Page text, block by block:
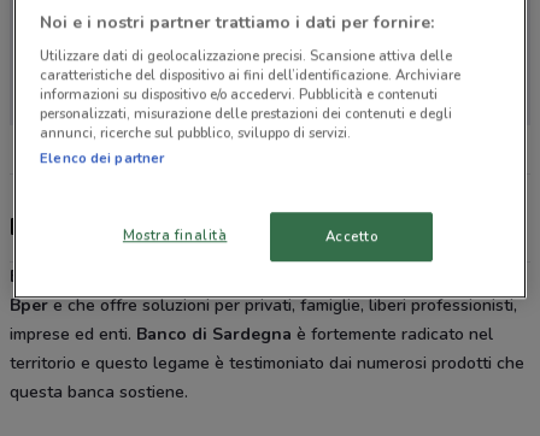
Non ci sono negozi nelle vicinanze
Banco di Sardegna, offerte e negozi
Banco di Sardegna
Bpere che offre soluzioni per privati, famiglie, liberi professionisti,
imprese ed enti. Banco di Sardegna è fortemente radicato nel
territorio e questo legame è testimoniato dai numerosi prodotti che
questa banca sostiene.
Noi e i nostri partner trattiamo i dati per fornire:
Utilizzare dati di geolocalizzazione precisi. Scansione attiva delle
caratteristiche del dispositivo ai fini dell’identificazione. Archiviare
informazioni su dispositivo e/o accedervi. Pubblicità e contenuti
personalizzati, misurazione delle prestazioni dei contenuti e degli
annunci, ricerche sul pubblico, sviluppo di servizi.
Elenco dei partner
Mostra finalità Accetto